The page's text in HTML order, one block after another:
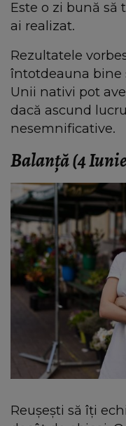
Este o zi bună să
ai realizat.
Rezultatele
întotdeauna bine
Unii nativi pot
dacă ascund
nesemnificative.
Balanță (4
Reușești să îți